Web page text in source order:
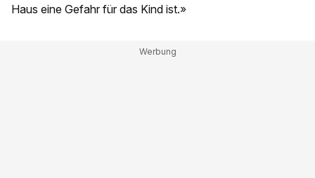
Haus eine Gefahr für das Kind ist.»